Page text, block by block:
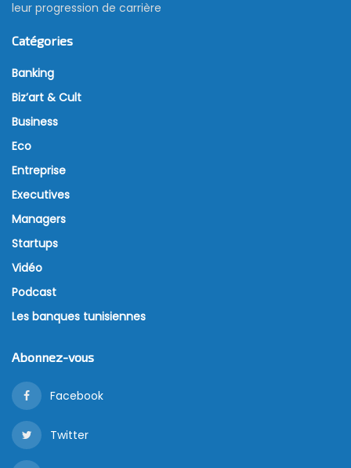
leur progression de carrière
Catégories
Banking
Biz’art & Cult
Business
Eco
Entreprise
Executives
Managers
Startups
Vidéo
Podcast
Les banques tunisiennes
Abonnez-vous
Facebook
Twitter